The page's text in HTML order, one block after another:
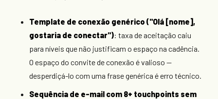
Template de conexão genérico ("Olá [nome],
gostaria de conectar"): taxa de aceitação caiu
para níveis que não justificam o espaço na cadência.
O espaço do convite de conexão é valioso —
desperdiçá-lo com uma frase genérica é erro técnico.
Sequência de e-mail com 8+ touchpoints sem